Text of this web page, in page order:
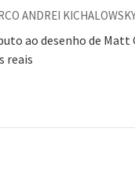
ANDREI
ao desenho de Matt
reais